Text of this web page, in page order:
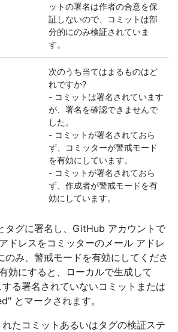
ットの署名は作者の合意を保
証しないので、コミットは部
分的にのみ検証されていま
す。
次のうち当てはまるものはど
れですか?
- コミットは署名されています
が、署名を確認できませんで
した。
- コミットが署名されておら
ず、コミッターが警戒モード
を有効にしています。
- コミットが署名されておら
ず、作成者が警戒モードを有
効にしています。
タグに署名し、GitHub アカウントで
ドレスをコミッターのメール アドレ
のみ、警戒モードを有効にしてくださ
効にすると、ローカルで生成して
る署名されていないコミットまたは
とマークされます。
たコミットあるいはタグの検証ステ